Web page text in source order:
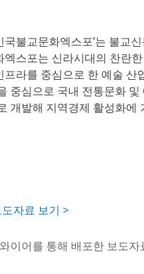
불교문화엑스포’는 불교
스포는 신라시대의 찬란
라를 중심으로 한 예술
중심으로 국내 전통문화
개발해 지역경제 활성화에
자료 보기 >
이어를 통해 배포한 보도